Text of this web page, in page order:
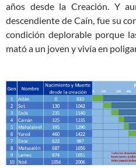
años desde la Creación. Y
descendiente de Caín, fue su
condición deplorable porque
mató a un joven y vivía en